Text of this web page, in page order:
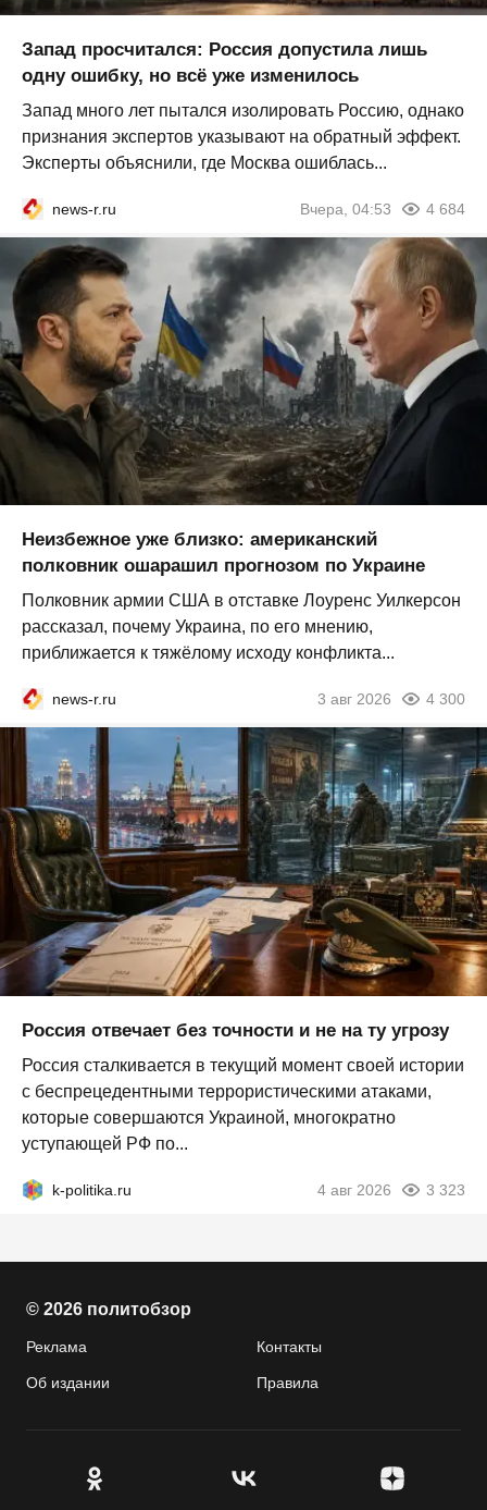
Запад просчитался: Россия допустила лишь
одну ошибку, но всё уже изменилось
Запад много лет пытался изолировать Россию, однако
признания экспертов указывают на обратный эффект.
Эксперты объяснили, где Москва ошиблась...
news-r.ru Вчера, 04:53 4 684
Неизбежное уже близко: американский
полковник ошарашил прогнозом по Украине
Полковник армии США в отставке Лоуренс Уилкерсон
рассказал, почему Украина, по его мнению,
приближается к тяжёлому исходу конфликта...
news-r.ru 3 авг 2026 4 300
Россия отвечает без точности и не на ту угрозу
Россия сталкивается в текущий момент своей истории
с беспрецедентными террористическими атаками,
которые совершаются Украиной, многократно
уступающей РФ по...
k-politika.ru 4 авг 2026 3 323
© 2026 политобзор
Реклама Контакты
Об издании Правила